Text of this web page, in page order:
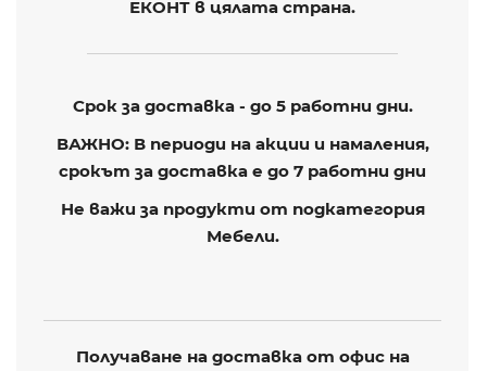
ЕКОНТ в цялата страна.
Срок за доставка - до 5 работни дни.
ВАЖНО: В периоди на акции и намаления,
срокът за доставка е до 7 работни дни
Не важи за продукти от подкатегория
Мебели.
Получаване на доставка от офис на